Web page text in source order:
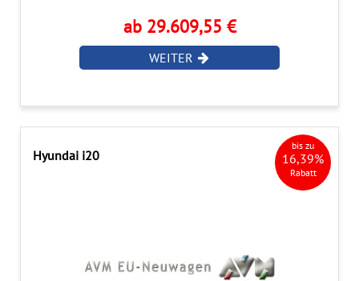
ab 29.609,55 €
WEITER
Hyundai i20
bis zu
16,39%
Rabatt